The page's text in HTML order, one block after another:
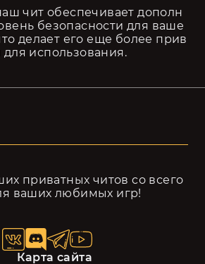
чит обеспечивает дополн
безопасности для ваше
делает его еще более прив
использования.
приватных читов cо всего
ваших любимых игр!
Карта сайта